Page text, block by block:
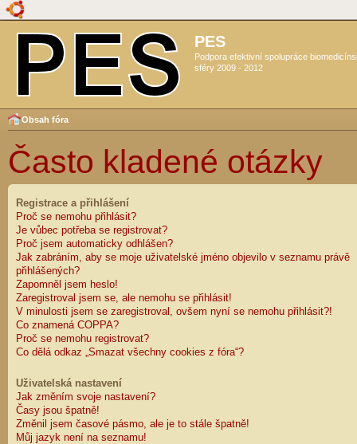
PES
Podpora efektivní spolupráce
sféry 2009 - 2012
Obsah fóra
Často kladené otázky
Registrace a přihlášení
Proč se nemohu přihlásit?
Je vůbec potřeba se registrovat?
Proč jsem automaticky odhlášen?
Jak zabráním, aby se moje uživatelské jméno objevilo v seznamu právě
přihlášených?
Zapomněl jsem heslo!
Zaregistroval jsem se, ale nemohu se přihlásit!
V minulosti jsem se zaregistroval, ovšem nyní se nemohu přihlásit?!
Co znamená COPPA?
Proč se nemohu registrovat?
Co dělá odkaz „Smazat všechny cookies z fóra“?
Uživatelská nastavení
Jak změním svoje nastavení?
Časy jsou špatně!
Změnil jsem časové pásmo, ale je to stále špatně!
Můj jazyk není na seznamu!